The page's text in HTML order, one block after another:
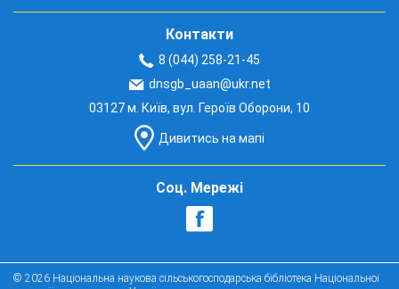
Контакти
8 (044) 258-21-45
dnsgb_uaan@ukr.net
03127 м. Київ, вул. Героїв Оборони, 10
Дивитись на мапі
Соц. Мережі
© 2026 Національна наукова сільськогосподарська бібліотека Національної